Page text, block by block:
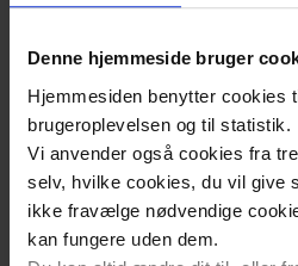
Denne hjemmeside bruger
Hjemmesiden benytter cookies
brugeroplevelsen og til statistik.
Vi anvender også cookies fra
selv, hvilke cookies, du vil give
ikke fravælge nødvendige
kan fungere uden dem.
røntgenbesøg)
Fødsler
​Normerede senge